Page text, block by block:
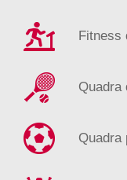
Fitness
Quadra
Quadra